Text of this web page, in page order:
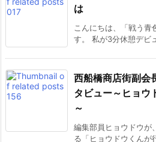
は
こんにちは、「戦う
す。 私が3分休憩デビ
西船橋商店街副会
タビュー～ヒョウ
～
編集部員ヒョウドウが
る「ヒョウドウくんが